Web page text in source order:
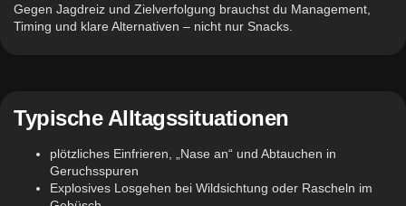
Gegen Jagdreiz und Zielverfolgung brauchst du Management,
Timing und klare Alternativen – nicht nur Snacks.
Typische Alltagssituationen
plötzliches Einfrieren, „Nase an“ und Abtauchen in
Geruchsspuren
Explosives Losgehen bei Wildsichtung oder Rascheln im